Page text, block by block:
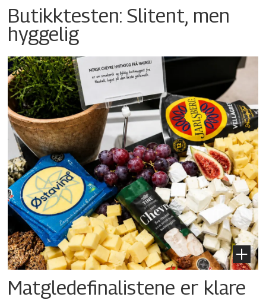
Butikktesten: Slitent, men
hyggelig
Matgledefinalistene er klare